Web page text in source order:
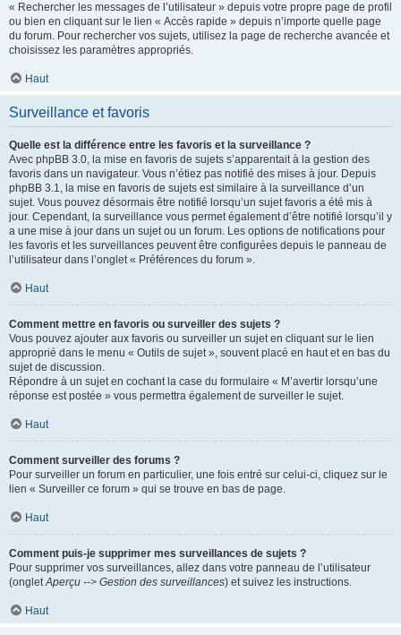
« Rechercher les messages de l’utilisateur » depuis votre propre page de profil
ou bien en cliquant sur le lien « Accès rapide » depuis n’importe quelle page
du forum. Pour rechercher vos sujets, utilisez la page de recherche avancée et
choisissez les paramètres appropriés.
Haut
Surveillance et favoris
Quelle est la différence entre les favoris et la surveillance ?
Avec phpBB 3.0, la mise en favoris de sujets s’apparentait à la gestion des
favoris dans un navigateur. Vous n’étiez pas notifié des mises à jour. Depuis
phpBB 3.1, la mise en favoris de sujets est similaire à la surveillance d’un
sujet. Vous pouvez désormais être notifié lorsqu’un sujet favoris a été mis à
jour. Cependant, la surveillance vous permet également d’être notifié lorsqu’il y
a une mise à jour dans un sujet ou un forum. Les options de notifications pour
les favoris et les surveillances peuvent être configurées depuis le panneau de
l’utilisateur dans l’onglet « Préférences du forum ».
Haut
Comment mettre en favoris ou surveiller des sujets ?
Vous pouvez ajouter aux favoris ou surveiller un sujet en cliquant sur le lien
approprié dans le menu « Outils de sujet », souvent placé en haut et en bas du
sujet de discussion.
Répondre à un sujet en cochant la case du formulaire « M’avertir lorsqu’une
réponse est postée » vous permettra également de surveiller le sujet.
Haut
Comment surveiller des forums ?
Pour surveiller un forum en particulier, une fois entré sur celui-ci, cliquez sur le
lien « Surveiller ce forum » qui se trouve en bas de page.
Haut
Comment puis-je supprimer mes surveillances de sujets ?
Pour supprimer vos surveillances, allez dans votre panneau de l’utilisateur
(ongletAperçu --> Gestion des surveillances) et suivez les instructions.
Haut